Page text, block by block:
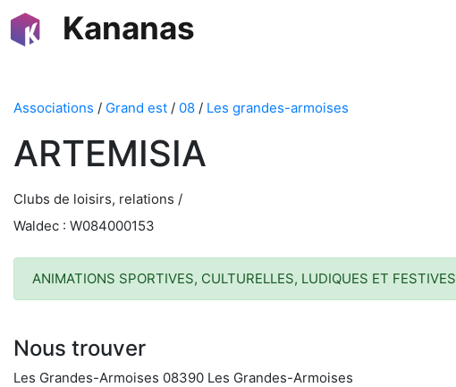
Kananas
Associations / Grand est / 08 / Les grandes-armoises
ARTEMISIA
Clubs de loisirs, relations /
Waldec : W084000153
ANIMATIONS SPORTIVES, CULTURELLES, LUDIQUES ET FESTIVES
Nous trouver
Les Grandes-Armoises 08390 Les Grandes-Armoises